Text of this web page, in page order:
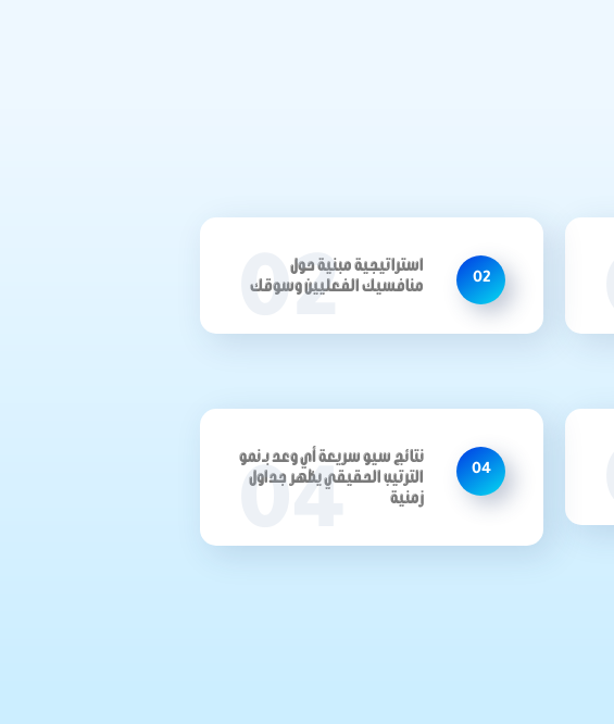
02 02
استراتيجية مبنية حول
منافسيك الفعليين وسوقك
04 04
نتائج سيو سريعة أي وعد بـ نمو
الترتيب الحقيقي يظهر جداول
زمنية